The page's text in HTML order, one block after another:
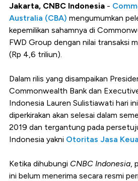
Jakarta, CNBC Indonesia -
Australia (CBA) mengumumkan
kepemilikan sahamnya di
FWD Group dengan nilai transaksi
(Rp 4,6 triliun).
Dalam rilis yang disampaikan
Commonwealth Bank dan
Indonesia Lauren Sulistiawati hari
diperkirakan akan selesai dalam
2019 dan tergantung pada
Indonesia yakni Otoritas Jasa
Ketika dihubungi CNBC Indonesia ,
ini belum menerima secara resmi